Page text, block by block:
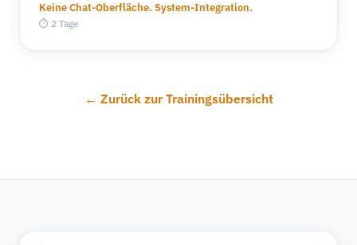
Keine Chat-Oberfläche. System-Integration.
⏱ 2 Tage
← Zurück zur Trainingsübersicht